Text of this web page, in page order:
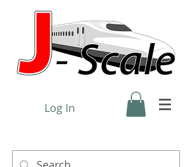
Log In